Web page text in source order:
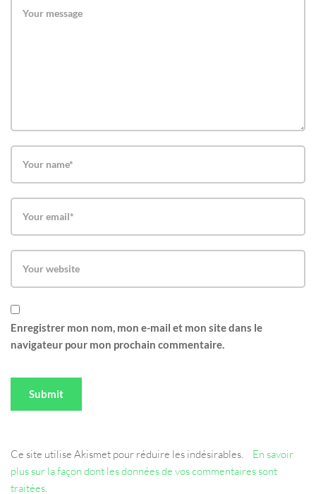
Enregistrer mon nom, mon e-mail et mon site dans le
navigateur pour mon prochain commentaire.
Ce site utilise Akismet pour réduire les indésirables.
En savoir
plus sur la façon dont les données de vos commentaires sont
traitées.